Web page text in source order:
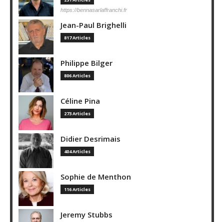
https://bennasarlaffranchi.fr
Jean-Paul Brighelli
817 Articles
Philippe Bilger
806 Articles
Céline Pina
273 Articles
Didier Desrimais
404 Articles
Sophie de Menthon
116 Articles
Jeremy Stubbs